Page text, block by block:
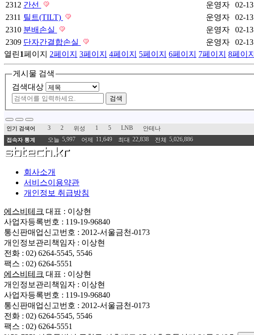
2312 간선 운영자 02-13
2311 틸트(TILT) 운영자 02-13
2310 분배손실 운영자 02-13
2309 단자간결합손실 운영자 02-13
열린1페이지 2페이지 3페이지 4페이지 5페이지 6페이지 7페이지 8페이지
게시물 검색
검색대상
검색
인기 검색어 3 2 위성 1 5 LNB 안테나
접속자 통계 오늘 5,997 어제 11,649 최대 22,838 전체 5,026,886
회사소개
서비스이용약관
개인정보 취급방침
에스비테크 대표 : 이상현
사업자등록번호 : 119-19-96840
통신판매업신고번호 : 2012-서울금천-0173
개인정보관리책임자 : 이상현
전화 : 02) 6264-5545, 5546
팩스 : 02) 6264-5551
에스비테크 대표 : 이상현
개인정보관리책임자 : 이상현
사업자등록번호 : 119-19-96840
통신판매업신고번호 : 2012-서울금천-0173
전화 : 02) 6264-5545, 5546
팩스 : 02) 6264-5551